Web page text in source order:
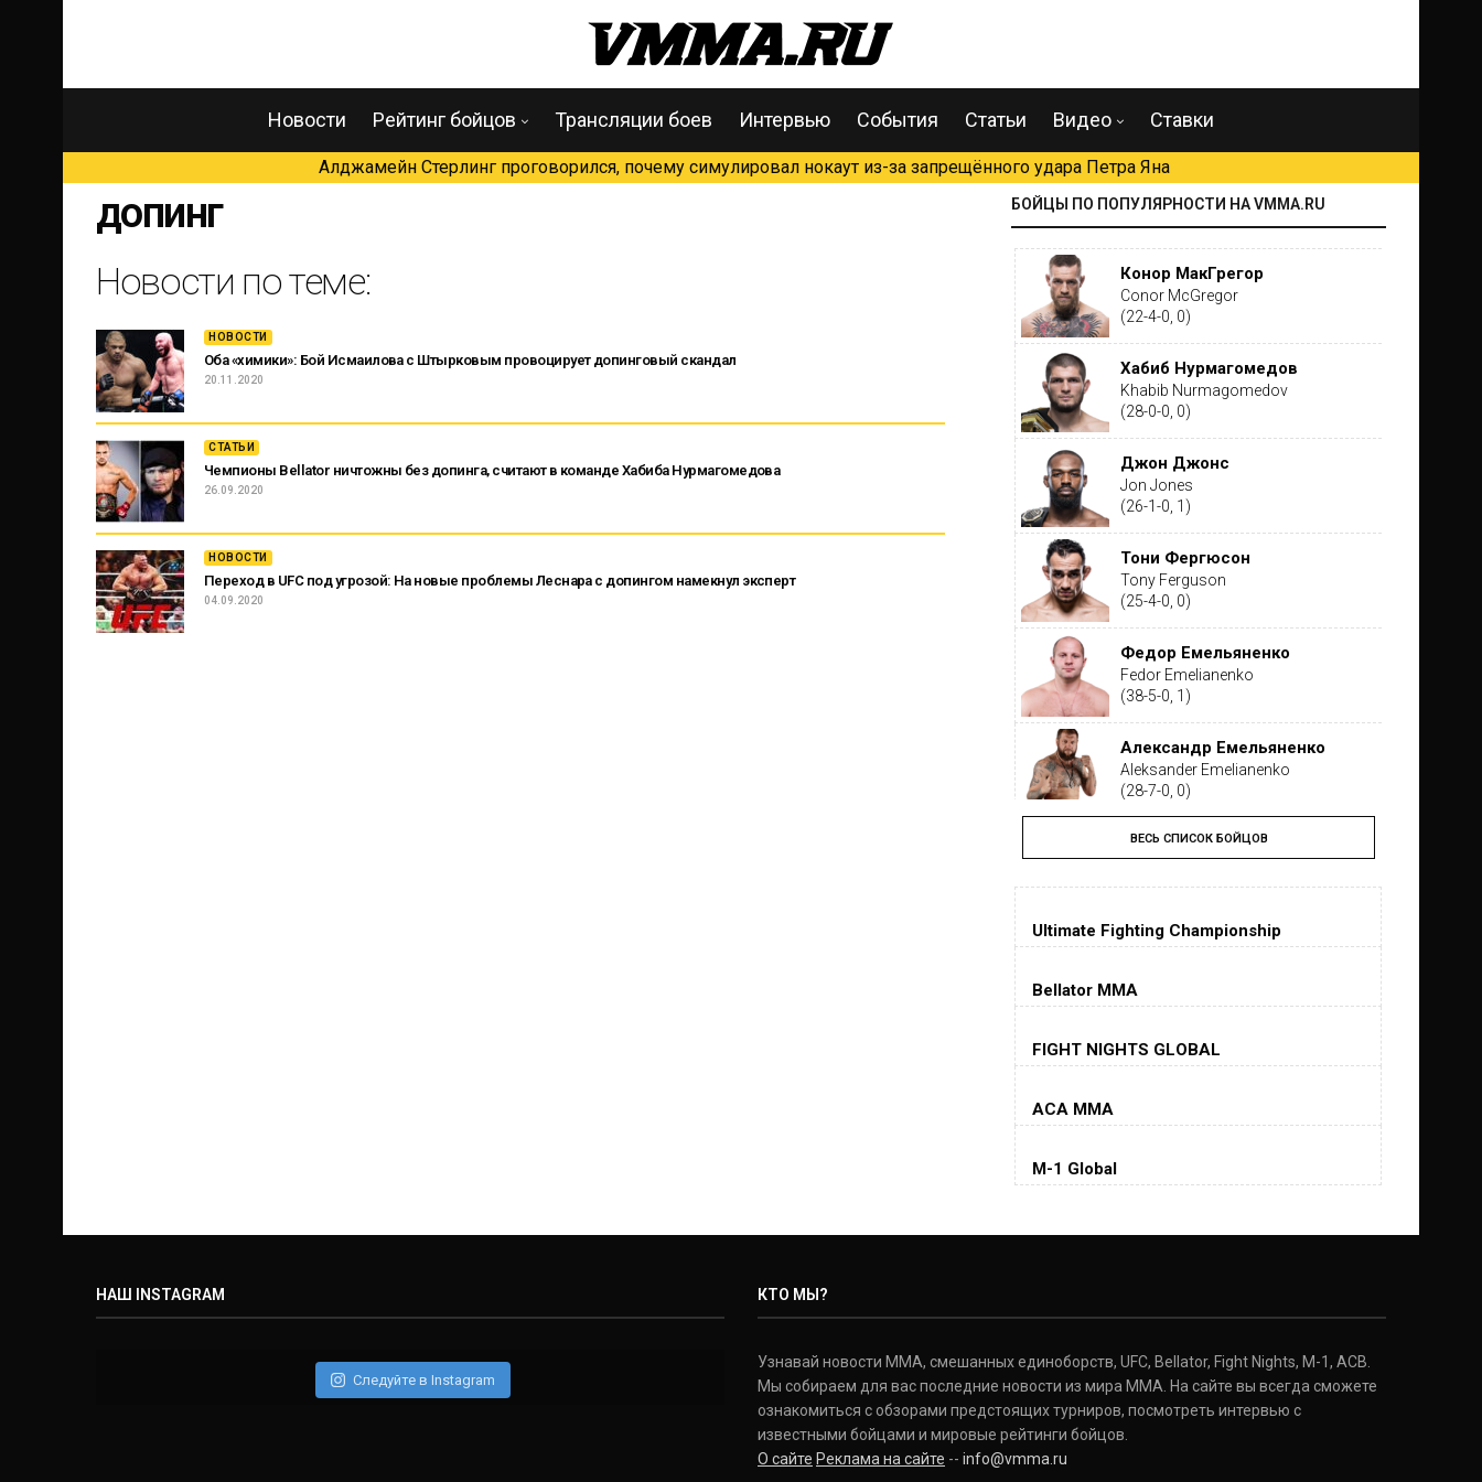
Новости Рейтинг бойцов Трансляции боев Интервью События Статьи Видео Ставки
Алджамейн Стерлинг проговорился, почему симулировал нокаут из-за запрещённого удара Петра Яна
допинг
Новости по теме:
НОВОСТИ
Оба «химики»: Бой Исмаилова с Штырковым провоцирует допинговый скандал
20.11.2020
СТАТЬИ
Чемпионы Bellator ничтожны без допинга, считают в команде Хабиба Нурмагомедова
26.09.2020
НОВОСТИ
Переход в UFC под угрозой: На новые проблемы Леснара с допингом намекнул эксперт
04.09.2020
БОЙЦЫ ПО ПОПУЛЯРНОСТИ НА VMMA.RU
Конор МакГрегор
Conor McGregor
(22-4-0, 0)
Хабиб Нурмагомедов
Khabib Nurmagomedov
(28-0-0, 0)
Джон Джонс
Jon Jones
(26-1-0, 1)
Тони Фергюсон
Tony Ferguson
(25-4-0, 0)
Федор Емельяненко
Fedor Emelianenko
(38-5-0, 1)
Александр Емельяненко
Aleksander Emelianenko
(28-7-0, 0)
Тайрон Вудли
Tyron Woodley
(19-5-1, 0)
Дастин Порье
(26-6-0, 1)
Jorge Masvidal
Колби Ковингтон
Дэниель Кормье
(22-2-0, 1)
Нэйт Диаз
Nate Diaz
ВЕСЬ СПИСОК БОЙЦОВ
Ultimate Fighting Championship
Bellator MMA
FIGHT NIGHTS GLOBAL
ACA MMA
M-1 Global
НАШ INSTAGRAM
Следуйте в Instagram
КТО МЫ?
Узнавай новости ММА, смешанных единоборств, UFC, Bellator, Fight Nights, M-1, ACB.
Мы собираем для вас последние новости из мира ММА. На сайте вы всегда сможете
ознакомиться с обзорами предстоящих турниров, посмотреть интервью с
известными бойцами и мировые рейтинги бойцов.
О сайте Реклама на сайте -- info@vmma.ru